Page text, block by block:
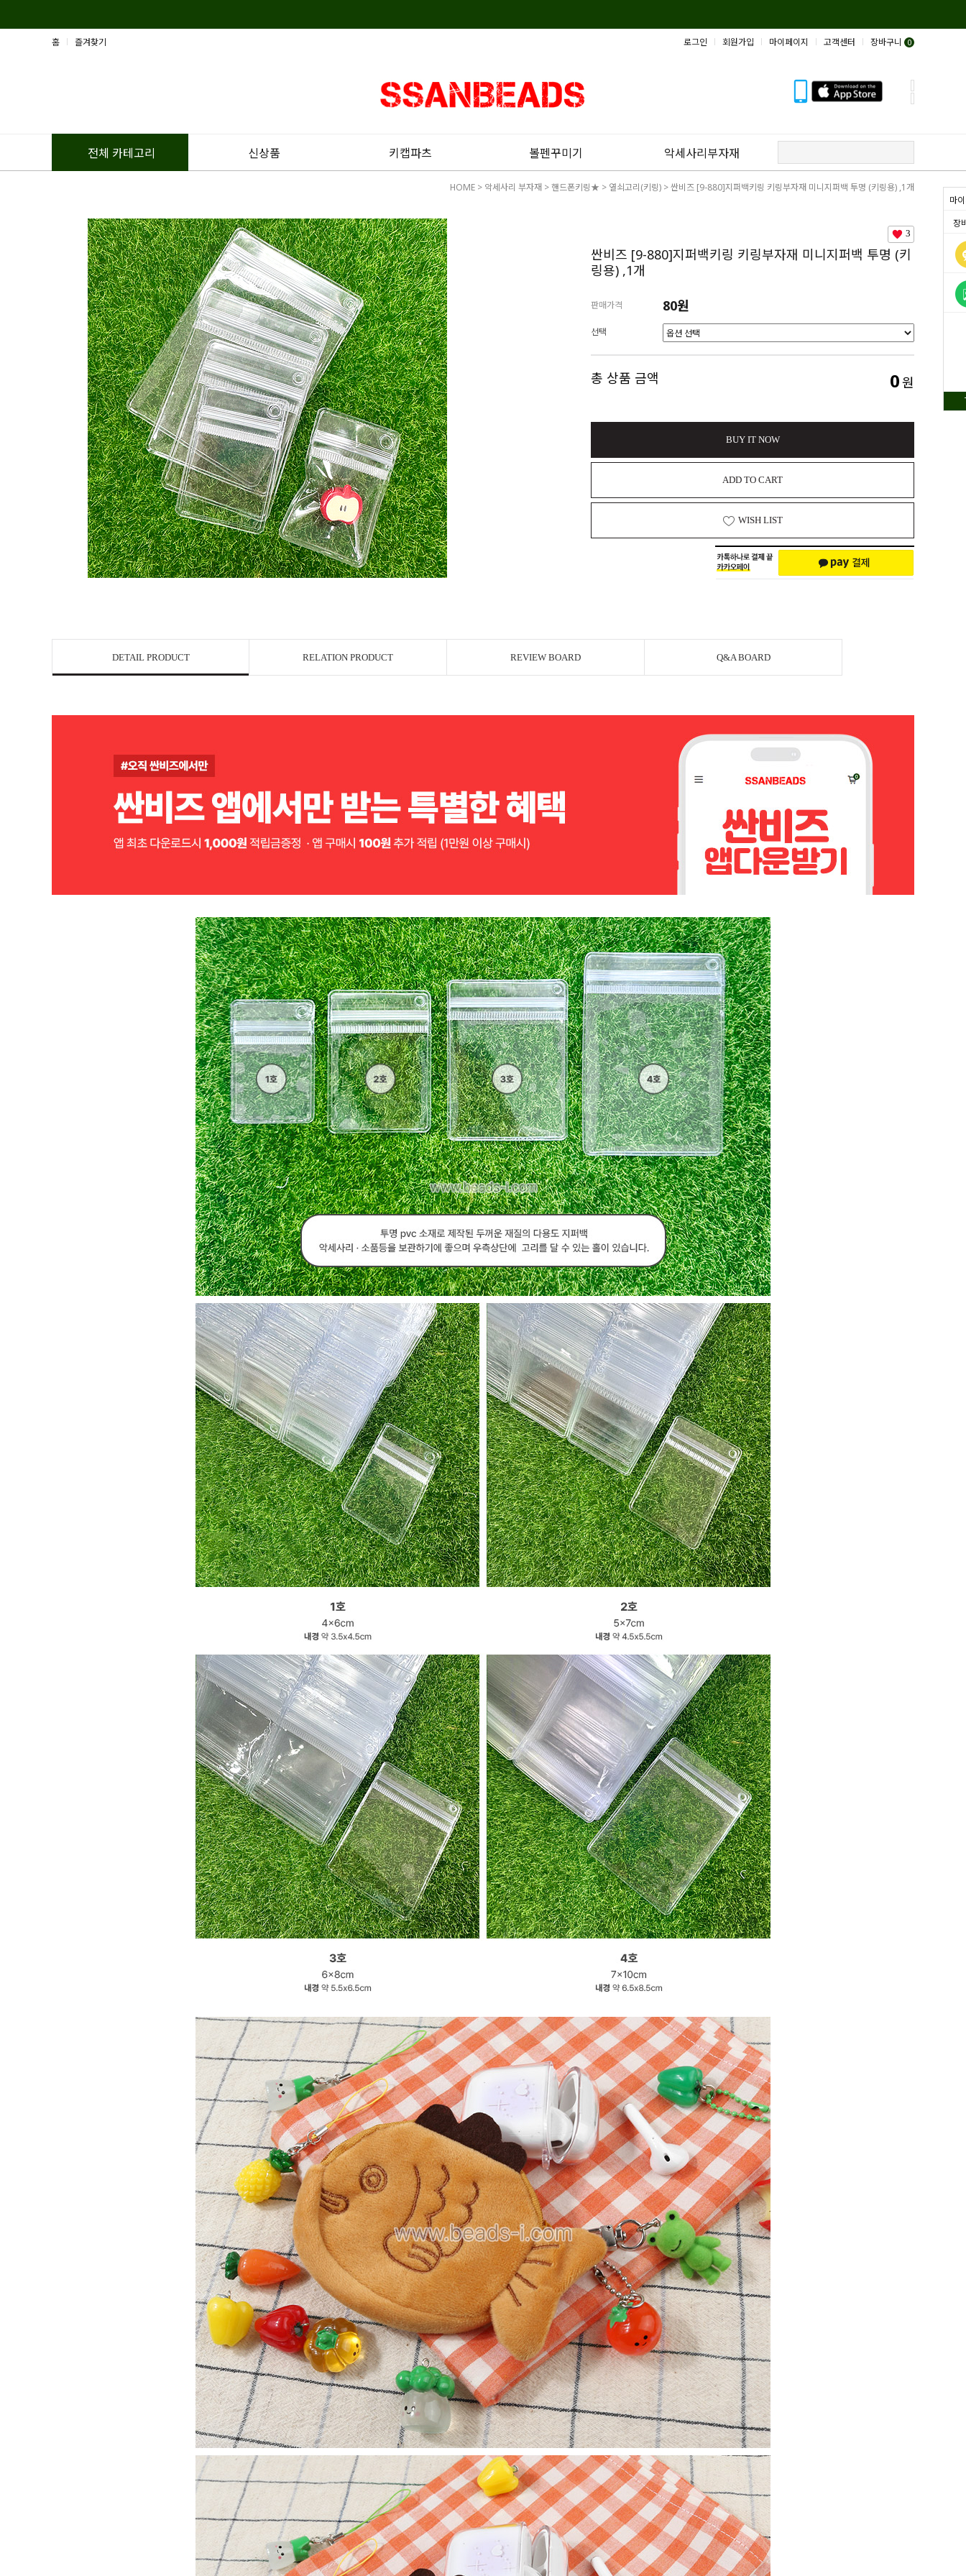
마
장
홈 즐겨찾기 로그인 회원가입 마이페이지 고객센터 장바구니 0
전체 카테고리 신상품 키캡파츠 볼펜꾸미기 악세사리부자재
HOME > 악세사리 부자재 >핸드폰키링★ > 열쇠고리(키링) > 싼비즈 [9-880]지퍼백키링 키링부자재 미니지퍼백 투명 (키링용) ,1개
3
싼비즈 [9-880]지퍼백키링 키링부자재 미니지퍼백 투명 (키
링용) ,1개
판매가격 80원
선택
총 상품 금액 0원
BUY IT NOW
ADD TO CART
WISH LIST
DETAIL PRODUCT RELATION PRODUCT REVIEW BOARD Q&A BOARD